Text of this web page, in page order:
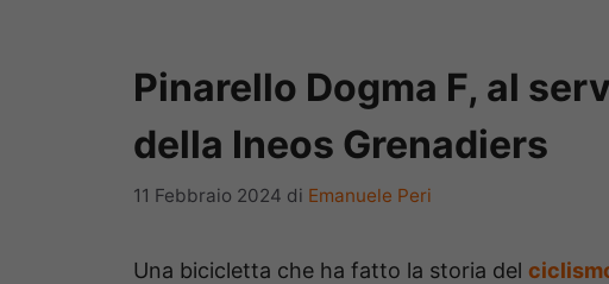
Pinarello Dogma F, al
della Ineos Grenadiers
11 Febbraio 2024 di Emanuele Peri
Una bicicletta che ha fatto la storia del